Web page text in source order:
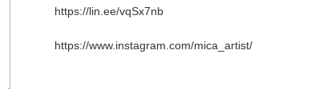
https://lin.ee/vqSx7nb
https://www.instagram.com/mica_artist/